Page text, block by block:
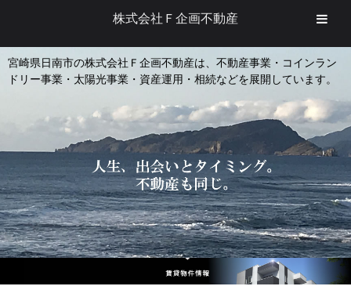
宮崎県日南市の株式会社Ｆ企画不動産は、不動産事業・コインラン
ドリー事業・太陽光事業・資産運用・相続などを展開しています。
株式会社Ｆ企画不動産